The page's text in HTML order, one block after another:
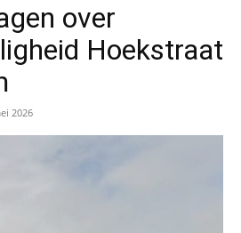
over
Hoekstraat
2026